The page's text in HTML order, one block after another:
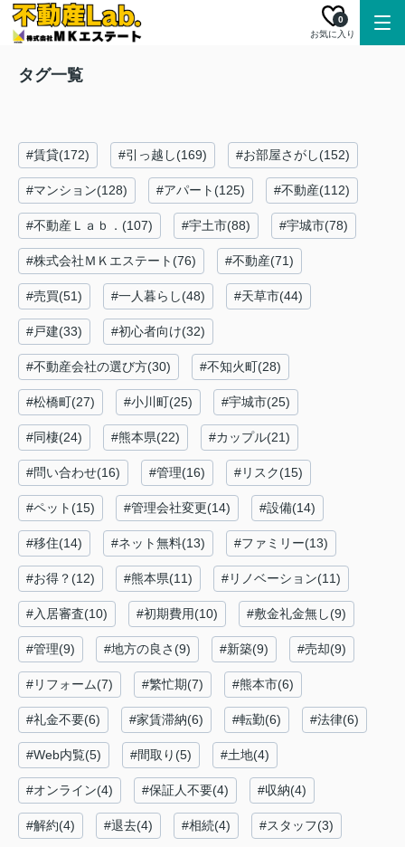
お気に入り
0
タグ一覧
#賃貸(172) #引っ越し(169) #お部屋さがし(152)
#マンション(128) #アパート(125) #不動産(112)
#不動産Ｌａｂ．(107) #宇土市(88) #宇城市(78)
#株式会社ＭＫエステート(76) #不動産(71)
#売買(51) #一人暮らし(48) #天草市(44)
#戸建(33) #初心者向け(32)
#不動産会社の選び方(30) #不知火町(28)
#松橋町(27) #小川町(25) #宇城市(25)
#同棲(24) #熊本県(22) #カップル(21)
#問い合わせ(16) #管理(16) #リスク(15)
#ペット(15) #管理会社変更(14) #設備(14)
#移住(14) #ネット無料(13) #ファミリー(13)
#お得？(12) #熊本県(11) #リノベーション(11)
#入居審査(10) #初期費用(10) #敷金礼金無し(9)
#管理(9) #地方の良さ(9) #新築(9) #売却(9)
#リフォーム(7) #繁忙期(7) #熊本市(6)
#礼金不要(6) #家賃滞納(6) #転勤(6) #法律(6)
#Web内覧(5) #間取り(5) #土地(4)
#オンライン(4) #保証人不要(4) #収納(4)
#解約(4) #退去(4) #相続(4) #スタッフ(3)